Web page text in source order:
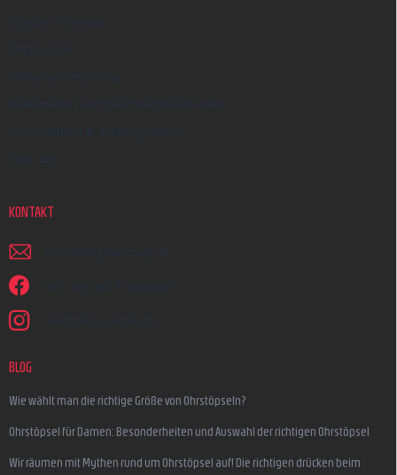
Kontakt-Formular
Impressum
Widerrufsbelehrung
Reklamation und Beschwerdeverfahren
Versandarten & Zahlungsarten
Über uns
KONTAKT
schreiben @ earplugs.at
Wir sind auf Facebook!
earmazing_earplugs
BLOG
Wie wählt man die richtige Größe von Ohrstöpseln?
Ohrstöpsel für Damen: Besonderheiten und Auswahl der richtigen Ohrstöpsel
Wir räumen mit Mythen rund um Ohrstöpsel auf! Die richtigen drücken beim